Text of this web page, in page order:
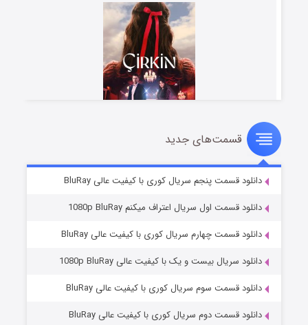
سریال زشت
قسمت۵ (زیرنویس) منتشر شد
وستی ها
قسمت‌های جدید
دانلود قسمت پنجم سریال کوری با کیفیت عالی BluRay
دانلود قسمت اول سریال اعتراف میکنم 1080p BluRay
دانلود قسمت چهارم سریال کوری با کیفیت عالی BluRay
دانلود سریال بیست و یک با کیفیت عالی 1080p BluRay
دانلود قسمت سوم سریال کوری با کیفیت عالی BluRay
دانلود قسمت دوم سریال کوری با کیفیت عالی BluRay